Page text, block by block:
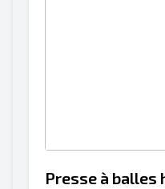
Presse à balles